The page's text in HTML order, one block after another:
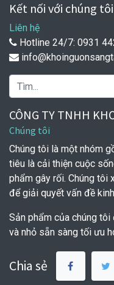
Kết nối với chúng tôi
Liên hệ
Hotline 24/7: 0931
CÔNG TY TNHH
Chúng tôi
Chúng tôi là một nhóm
tiêu là cải thiện cuộc
phẩm gây rối. Chúng tôi
để giải quyết vấn đề
Sản phẩm của chúng
và nhỏ sẵn sàng tối ưu
Chia sẻ